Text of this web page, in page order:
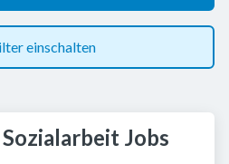
einschalten
Jobs